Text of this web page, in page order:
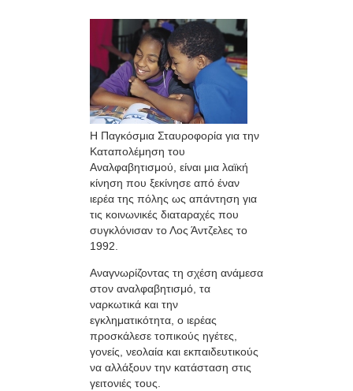
Η Παγκόσμια Σταυροφορία για την
Καταπολέμηση του
Αναλφαβητισμού, είναι μια λαϊκή
κίνηση που ξεκίνησε από έναν
ιερέα της πόλης ως απάντηση για
τις κοινωνικές διαταραχές που
συγκλόνισαν το Λος Άντζελες το
1992.
Αναγνωρίζοντας τη σχέση ανάμεσα
στον αναλφαβητισμό, τα
ναρκωτικά και την
εγκληματικότητα, ο ιερέας
προσκάλεσε τοπικούς ηγέτες,
γονείς, νεολαία και εκπαιδευτικούς
να αλλάξουν την κατάσταση στις
γειτονιές τους.